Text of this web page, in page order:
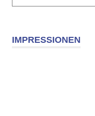
IMPRESSIONEN